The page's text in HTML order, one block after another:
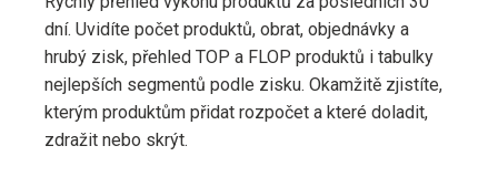
dní. Uvidíte počet produktů, obrat, objednávky a
hrubý zisk, přehled TOP a FLOP produktů i tabulky
nejlepších segmentů podle zisku. Okamžitě zjistíte,
kterým produktům přidat rozpočet a které doladit,
zdražit nebo skrýt.